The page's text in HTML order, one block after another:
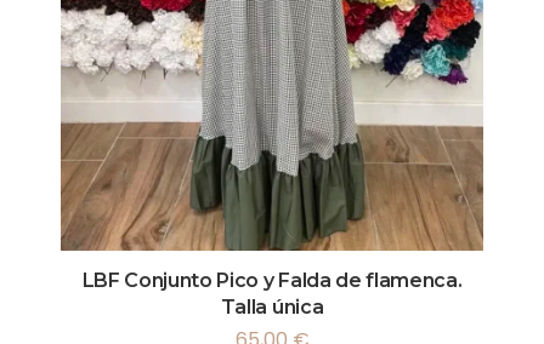
LBF Conjunto Pico y Falda de flamenca.
Talla única